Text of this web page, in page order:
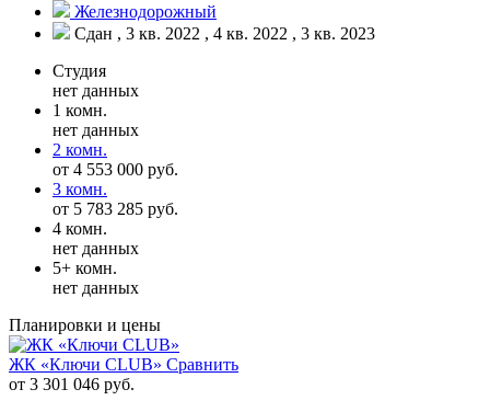
Железнодорожный
Сдан , 3 кв. 2022 , 4 кв. 2022 , 3 кв. 2023
Студия
нет данных
1 комн.
нет данных
2 комн.
от 4 553 000 руб.
3 комн.
от 5 783 285 руб.
4 комн.
нет данных
5+ комн.
нет данных
Планировки и цены
ЖК «Ключи CLUB» Сравнить
от 3 301 046 руб.